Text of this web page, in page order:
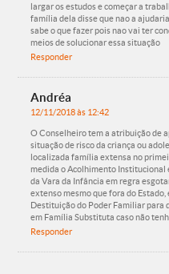
largar os estudos e começar a
família dela disse que nao a
sabe o que fazer pois nao vai ter
meios de solucionar essa situação
Responder
Andréa
12/11/2018 às 12:42
O Conselheiro tem a atribuição de
situação de risco da criança ou
localizada família extensa no
medida o Acolhimento Institucional
da Vara da Infância em regra
extenso mesmo que fora do
Destituição do Poder Familiar para
em Família Substituta caso não
Responder